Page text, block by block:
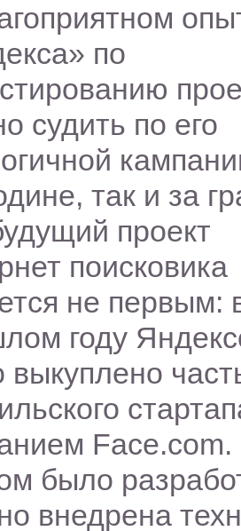
по
судить по его
так и за
проект
поисковика
не первым:
году
выкуплено
было
внедрена